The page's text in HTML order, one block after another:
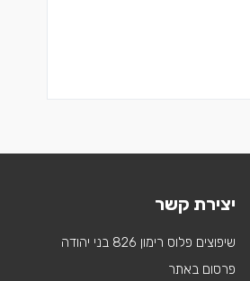
יצירת קשר
שיפוצים פלוס רימון 826 בני יהודה
פרסום באתר